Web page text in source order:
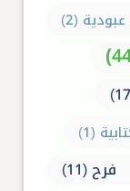
عبودية (2)
(1)
فرح (11)